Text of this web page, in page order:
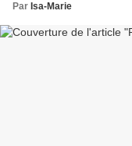
Par Isa-Marie